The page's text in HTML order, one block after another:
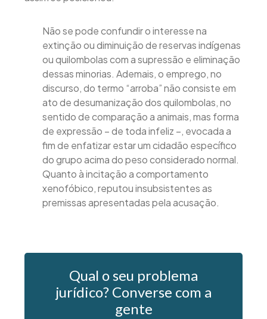
Não se pode confundir o interesse na
extinção ou diminuição de reservas indígenas
ou quilombolas com a supressão e eliminação
dessas minorias. Ademais, o emprego, no
discurso, do termo “arroba” não consiste em
ato de desumanização dos quilombolas, no
sentido de comparação a animais, mas forma
de expressão – de toda infeliz –, evocada a
fim de enfatizar estar um cidadão específico
do grupo acima do peso considerado normal.
Quanto à incitação a comportamento
xenofóbico, reputou insubsistentes as
premissas apresentadas pela acusação.
Qual o seu problema
jurídico? Converse com a
gente